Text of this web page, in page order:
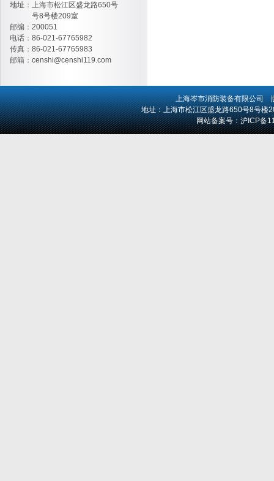
地址：上海市松江区盛龙路650号
号8号楼209室
邮编：200051
电话：86-021-67765982
传真：86-021-67765983
邮箱： censhi@censhi119.com
上海岑市消防装备有限公司 版
地址：上海市松江区盛龙路650号8号
网站备案号：沪ICP备